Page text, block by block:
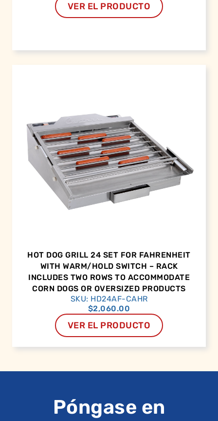
VER EL PRODUCTO
HOT DOG GRILL 24 SET FOR FAHRENHEIT
WITH WARM/HOLD SWITCH – RACK
INCLUDES TWO ROWS TO ACCOMMODATE
CORN DOGS OR OVERSIZED PRODUCTS
SKU: HD24AF-CAHR
$2,060.00
VER EL PRODUCTO
Póngase en